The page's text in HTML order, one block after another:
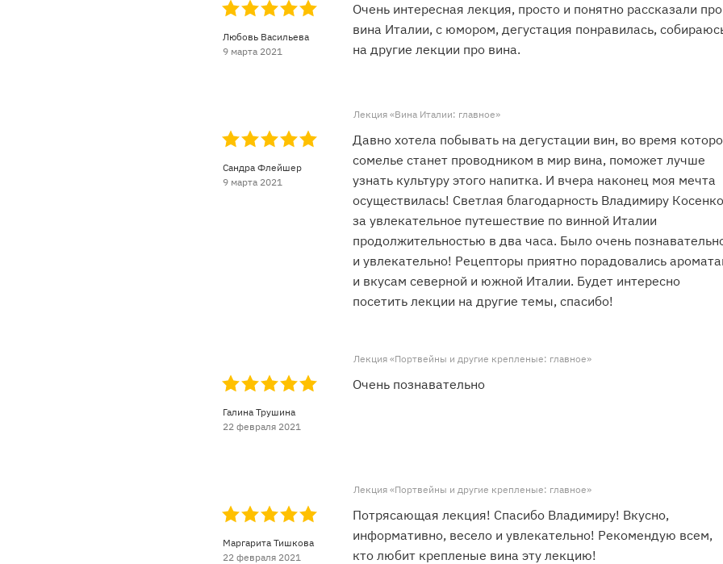
Любовь Васильева
9 марта 2021
Очень интересная лекция, просто и понятно рассказали про
вина Италии, с юмором, дегустация понравилась,
на другие лекции про вина.
Лекция «Вина Италии: главное»
Сандра Флейшер
9 марта 2021
Давно хотела побывать на дегустации вин, во время
сомелье станет проводником в мир вина, поможет лучше
узнать культуру этого напитка. И вчера наконец моя мечта
осуществилась! Светлая благодарность Владимиру Косенко
за увлекательное путешествие по винной Италии
продолжительностью в два часа. Было очень
и увлекательно! Рецепторы приятно порадовались
и вкусам северной и южной Италии. Будет интересно
посетить лекции на другие темы, спасибо!
Лекция «Портвейны и другие крепленые: главное»
Галина Трушина
22 февраля 2021
Очень познавательно
Лекция «Портвейны и другие крепленые: главное»
Маргарита Тишкова
22 февраля 2021
Потрясающая лекция! Спасибо Владимиру! Вкусно,
информативно, весело и увлекательно! Рекомендую всем,
кто любит крепленые вина эту лекцию!